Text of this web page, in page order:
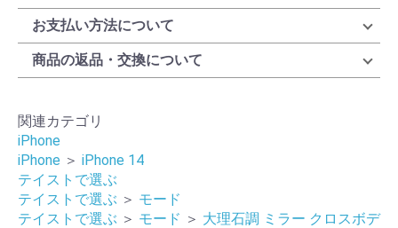
お支払い方法について
商品の返品・交換について
関連カテゴリ
iPhone
iPhone ＞ iPhone 14
テイストで選ぶ
テイストで選ぶ ＞ モード
テイストで選ぶ ＞ モード ＞ 大理石調 ミラー クロスボデ